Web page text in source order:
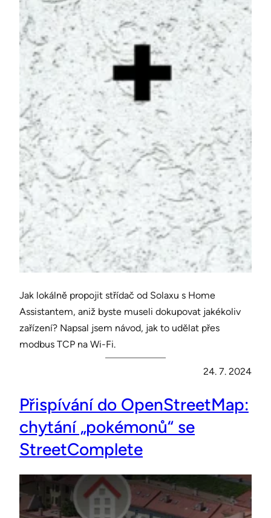
Jak lokálně propojit střídač od Solaxu s Home
Assistantem, aniž byste museli dokupovat jakékoliv
zařízení? Napsal jsem návod, jak to udělat přes
modbus TCP na Wi-Fi.
24. 7. 2024
Přispívání do OpenStreetMap:
chytání „pokémonů“ se
StreetComplete